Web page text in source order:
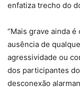
enfatiza trecho do
“Mais grave ainda
ausência de
agressividade ou
dos participantes
desconexão